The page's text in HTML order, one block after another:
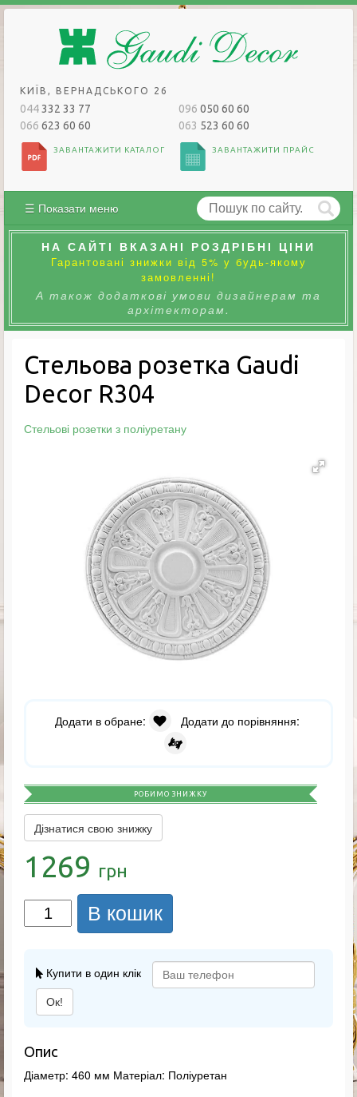
КИЇВ, ВЕРНАДСЬКОГО 26
044332 33 77 096 050 60 60
066 623 60 60 063 523 60 60
ЗАВАНТАЖИТИ КАТАЛОГ ЗАВАНТАЖИТИ ПРАЙС
☰ Показати меню
НА САЙТІ ВКАЗАНІ РОЗДРІБНІ ЦІНИ
Гарантовані знижки від 5% у будь-якому
замовленні!
А також додаткові умови дизайнерам та
архітекторам.
Стельова розетка Gaudi
Decor R304
Стельові розетки з поліуретану
Додати в обране: Додати до порівняння:
РОБИМО ЗНИЖКУ
Дізнатися свою знижку
1269 грн
В кошик
Купити в один клік
Ок!
Опис
Діаметр: 460 мм Матеріал: Поліуретан